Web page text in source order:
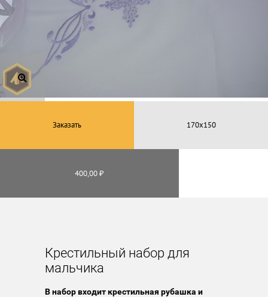
Крестильный набор для
мальчика
В набор входит крестильная рубашка и
400,00 ₽
Заказать